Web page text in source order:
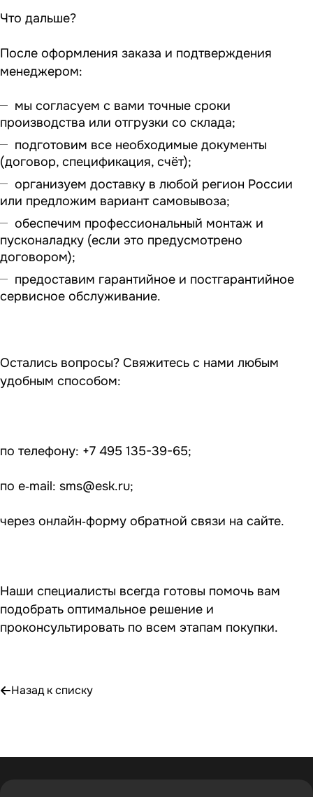
Что дальше?
После оформления заказа и подтверждения
менеджером:
мы согласуем с вами точные сроки
производства или отгрузки со склада;
подготовим все необходимые документы
(договор, спецификация, счёт);
организуем доставку в любой регион России
или предложим вариант самовывоза;
обеспечим профессиональный монтаж и
пусконаладку (если это предусмотрено
договором);
предоставим гарантийное и постгарантийное
сервисное обслуживание.
Остались вопросы? Свяжитесь с нами любым
удобным способом:
по телефону: +7 495 135-39-65;
по e‑mail: sms@esk.ru;
через онлайн‑форму обратной связи на сайте.
Наши специалисты всегда готовы помочь вам
подобрать оптимальное решение и
проконсультировать по всем этапам покупки.
Назад к списку